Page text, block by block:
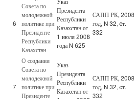
6
Совета по
молодежной
политике при
Президенте
Республики
Казахстан
Президента
Республики
Казахстан от
1 июля 2008
года N 625
САПП РК, 2008
год, N 32, cт.
332
7
О создании
Совета по
молодежной
политике при
Президенте
Указ
Президента
Республики
Казахстан от
САПП РК, 2008
год, N 32, cт.
332